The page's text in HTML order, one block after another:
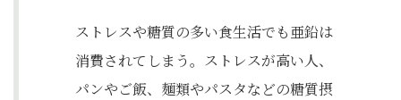
ストレスや糖質の多い食生活でも亜鉛は
消費されてしまう。ストレスが高い人、
パンやご飯、麺類やパスタなどの糖質摂